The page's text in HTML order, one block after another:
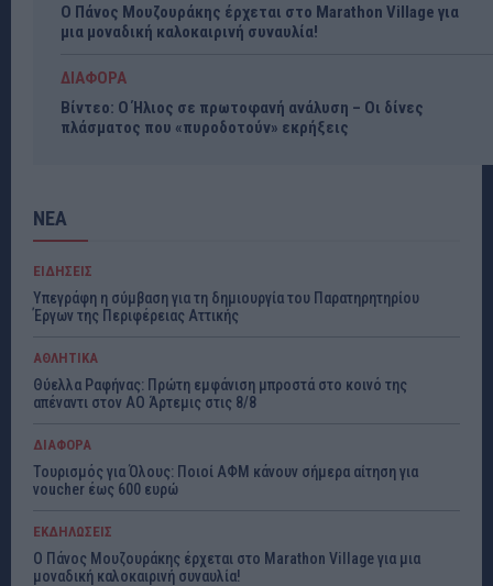
Ο Πάνος Μουζουράκης έρχεται στο Marathon Village για
μια μοναδική καλοκαιρινή συναυλία!
ΔΙΑΦΟΡΑ
Βίντεο: Ο Ήλιος σε πρωτοφανή ανάλυση – Οι δίνες
πλάσματος που «πυροδοτούν» εκρήξεις
ΝΕΑ
ΕΙΔΗΣΕΙΣ
Υπεγράφη η σύμβαση για τη δημιουργία του Παρατηρητηρίου
Έργων της Περιφέρειας Αττικής
ΑΘΛΗΤΙΚΑ
Θύελλα Ραφήνας: Πρώτη εμφάνιση μπροστά στο κοινό της
απέναντι στον ΑΟ Άρτεμις στις 8/8
ΔΙΑΦΟΡΑ
Τουρισμός για Όλους: Ποιοί ΑΦΜ κάνουν σήμερα αίτηση για
voucher έως 600 ευρώ
ΕΚΔΗΛΩΣΕΙΣ
Ο Πάνος Μουζουράκης έρχεται στο Marathon Village για μια
μοναδική καλοκαιρινή συναυλία!